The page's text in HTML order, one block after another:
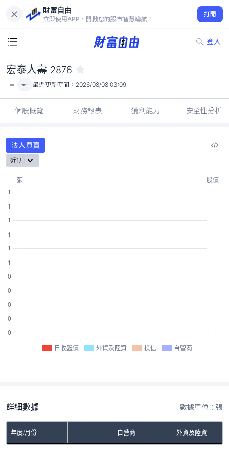
財富自由
立即使用APP，開啟您的股市智慧導航！
打開
登入
-
宏泰人壽 2876
- - 最近更新時間： 2026/08/08 03:09
個股概覽 財務報表 獲利能力 安全性分析
法人買賣
近1月
日收盤價 外資及陸資 投信 自營商
詳細數據 數據單位：張
年度/月份 自營商 外資及陸資